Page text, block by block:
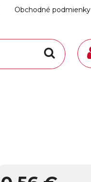
Obchodné podmienky